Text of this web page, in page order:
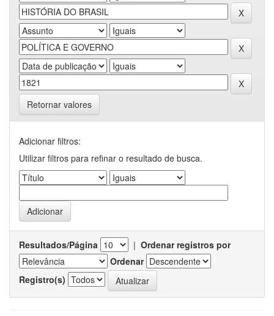
Retornar valores
Adicionar filtros:
Utilizar filtros para refinar o resultado de busca.
Resultados/Página | Ordenar registros por
Ordenar
Registro(s)